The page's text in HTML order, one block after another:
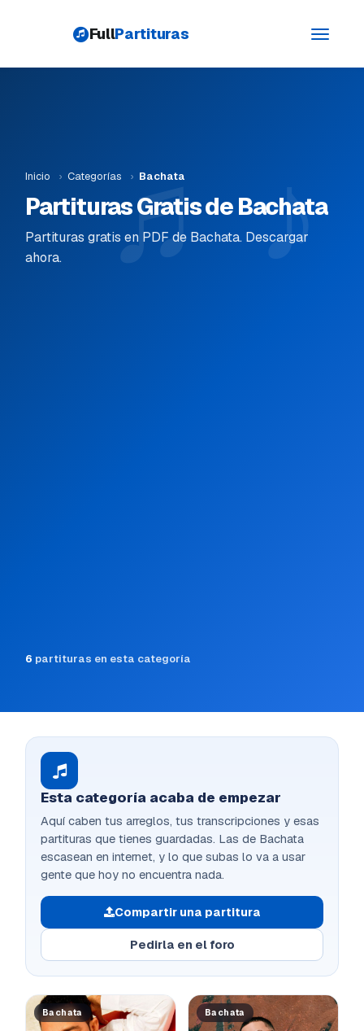
Toggle
FullPartituras
Inicio › Categorías › Bachata
Partituras Gratis de Bachata
Partituras gratis en PDF de Bachata. Descargar
ahora.
6 partituras en esta categoría
Esta categoría acaba de empezar
Aquí caben tus arreglos, tus transcripciones y esas
partituras que tienes guardadas. Las de Bachata
escasean en internet, y lo que subas lo va a usar
gente que hoy no encuentra nada.
Compartir una partitura
Pedirla en el foro
Bachata Bachata